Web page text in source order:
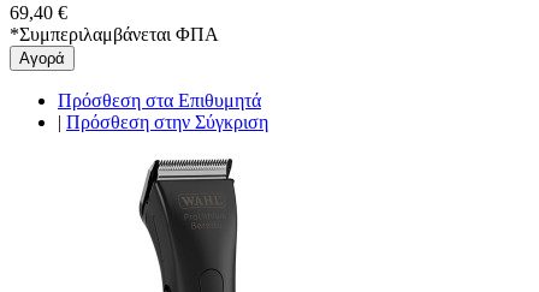
69,40 €
*Συμπεριλαμβάνεται ΦΠΑ
Αγορά
Πρόσθεση στα Επιθυμητά
| Πρόσθεση στην Σύγκριση